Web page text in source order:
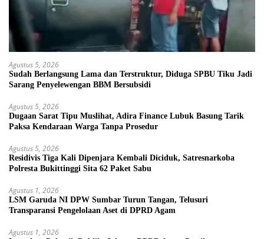
Agustus 5, 2026
Sudah Berlangsung Lama dan Terstruktur, Diduga SPBU Tiku Jadi
Sarang Penyelewengan BBM Bersubsidi
Agustus 5, 2026
Dugaan Sarat Tipu Muslihat, Adira Finance Lubuk Basung Tarik
Paksa Kendaraan Warga Tanpa Prosedur
Agustus 5, 2026
Residivis Tiga Kali Dipenjara Kembali Diciduk, Satresnarkoba
Polresta Bukittinggi Sita 62 Paket Sabu
Agustus 1, 2026
LSM Garuda NI DPW Sumbar Turun Tangan, Telusuri
Transparansi Pengelolaan Aset di DPRD Agam
Agustus 1, 2026